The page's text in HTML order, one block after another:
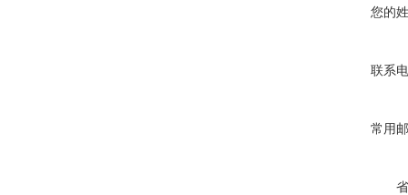
您的
联系
常用